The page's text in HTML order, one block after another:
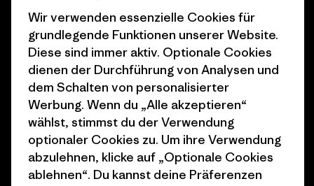
Business Unusual
Klimaziele
1% For The Planet
Wie wir finanzieren
Geschenkgutscheine
Stores in deiner Nähe
Karriere
Industry program
Affiliate-Programm
Patagonia Schweiz
Seitenverzeichnis
Wir verwenden essenzielle Cookies für
grundlegende Funktionen unserer Website.
Diese sind immer aktiv. Optionale Cookies
dienen der Durchführung von Analysen und
dem Schalten von personalisierter
Werbung. Wenn du „Alle akzeptieren“
wählst, stimmst du der Verwendung
optionaler Cookies zu. Um ihre Verwendung
abzulehnen, klicke auf „Optionale Cookies
ablehnen“. Du kannst deine Präferenzen